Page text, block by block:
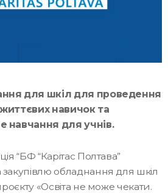
для шкіл для проведення
навичок та
навчання для учнів.
“БФ “Карітас Полтава”
обладнання для шкіл
«Освіта не може чекати.